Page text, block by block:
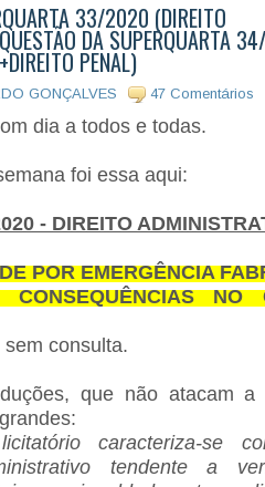
33/2020 (DIREITO
DA SUPERQUARTA
PENAL)
GONÇALVES 47 Comentários
dia a todos e todas.
foi essa aqui:
- DIREITO
POR EMERGÊNCIA
NO
consulta.
que não atacam a
caracteriza-se
tendente a